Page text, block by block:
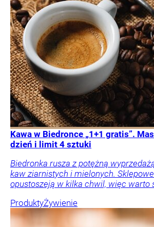
Kawa w Biedronce „1+1 gratis”.
dzień i limit 4 sztuki
Biedronka rusza z potężną
kaw ziarnistych i mielonych. Sklepowe
opustoszeją w kilka chwil, więc warto
ProduktyŻywienie